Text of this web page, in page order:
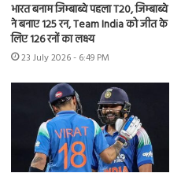
भारत बनाम जिम्बाब्वे पहला T20, जिम्बाब्वे
ने बनाए 125 रन, Team India को जीत के
लिए 126 रनों का लक्ष्य
23 July 2026 - 6:49 PM